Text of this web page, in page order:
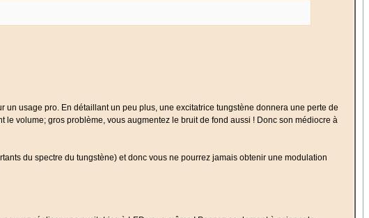
usage pro. En détaillant un peu plus, une excitatrice tungstène donnera une perte de
volume; gros problème, vous augmentez le bruit de fond aussi ! Donc son médiocre à
du spectre du tungstène) et donc vous ne pourrez jamais obtenir une modulation